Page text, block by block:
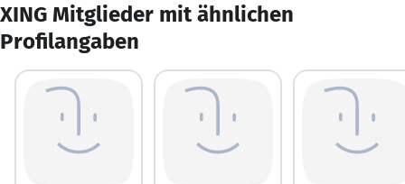
XING Mitglieder mit ähnlichen
Profilangaben